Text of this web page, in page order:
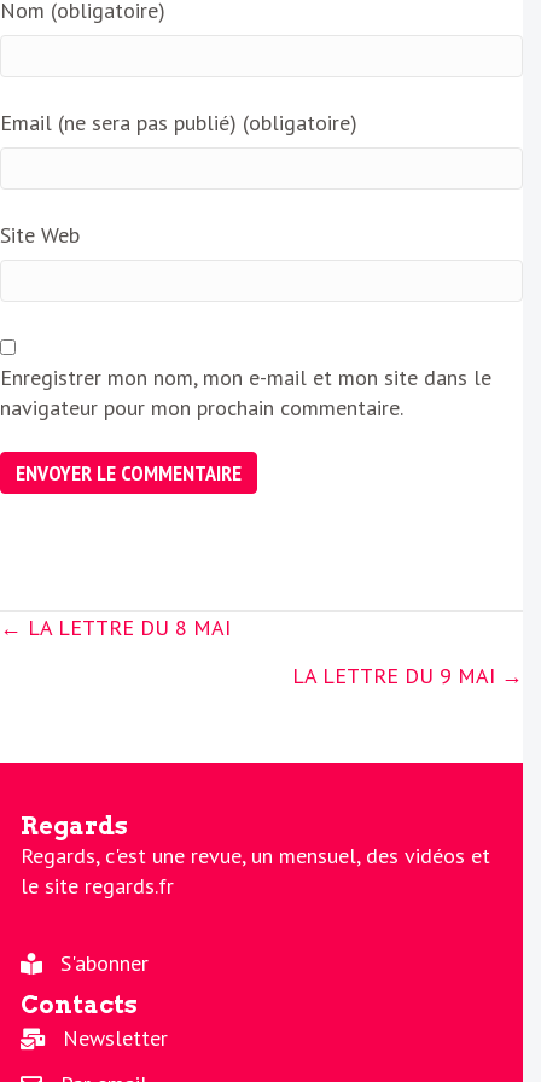
Nom (obligatoire)
Email (ne sera pas publié) (obligatoire)
Site Web
Enregistrer mon nom, mon e-mail et mon site dans le
navigateur pour mon prochain commentaire.
Posts
← LA LETTRE DU 8 MAI
LA LETTRE DU 9 MAI →
Regards
Regards, c'est une revue, un mensuel, des vidéos et
le site regards.fr
S'abonner
Contacts
Newsletter